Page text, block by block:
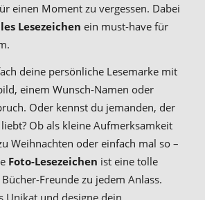
einen Moment zu vergessen. Dabei
Lesezeichen ein must-have für
deine persönliche Lesemarke mit
einem Wunsch-Namen oder
Oder kennst du jemanden, der
Ob als kleine Aufmerksamkeit
Weihnachten oder einfach mal so –
Foto-Lesezeichen ist eine tolle
Freunde zu jedem Anlass.